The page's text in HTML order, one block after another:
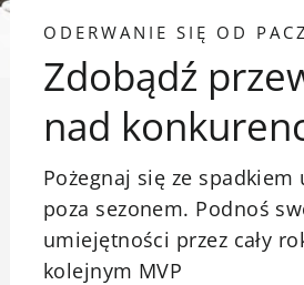
ODERWANIE SIĘ OD
Zdobądź
nad
Pożegnaj się ze
poza sezonem. Podnoś
umiejętności przez cały
kolejnym MVP